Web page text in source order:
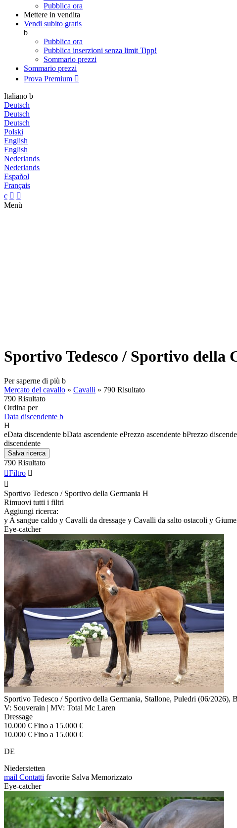
Pubblica ora
Mettere in vendita
Vendi subito gratis
b
Pubblica ora
Pubblica inserzioni senza limit Tipp!
Sommario prezzi
Sommario prezzi
Prova Premium 
Italiano b
Deutsch
Deutsch
Deutsch
Polski
English
English
Nederlands
Nederlands
Español
Français
c  
Menù
Sportivo Tedesco / Sportivo
Per saperne di più b
Mercato del cavallo » Cavalli » 790 Risultato
790 Risultato
Ordina per
Data discendente b
H
eData discendente bData ascendente ePrezzo ascendente bPrezzo
discendente
Salva ricerca
790 Risultato
Filtro 

Sportivo Tedesco / Sportivo della Germania H
Rimuovi tutti i filtri
Aggiungi ricerca:
y A sangue caldo y Cavalli da dressage y Cavalli da salto ostacoli y
Eye-catcher
Sportivo Tedesco / Sportivo della Germania, Stallone, Puledri (06/2026),
V: Souverain | MV: Total Mc Laren
Dressage
10.000 € Fino a 15.000 €
10.000 € Fino a 15.000 €
DE
Niederstetten
mail Contatti favorite Salva Memorizzato
Eye-catcher